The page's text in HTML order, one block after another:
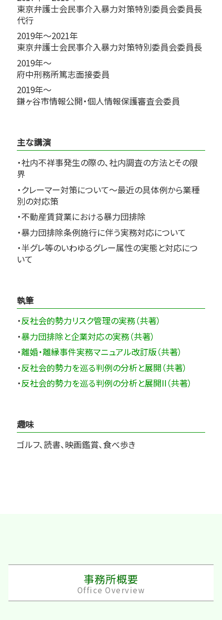
東京弁護士会民事介入暴力対策特別委員会委員長
代行
2019年～2021年
東京弁護士会民事介入暴力対策特別委員会委員長
2019年～
府中刑務所篤志面接委員
2019年～
鎌ヶ谷市情報公開・個人情報保護審査会委員
主な講演
・社内不祥事発生の際の、社内調査の方法とその限
界
・クレーマー対策について～最近の具体例から業種
別の対応策
・不動産賃貸業における暴力団排除
・暴力団排除条例施行に伴う実務対応について
・半グレ等のいわゆるグレー属性の実態と対応につ
いて
執筆
・反社会的勢力リスク管理の実務（共著）
・暴力団排除と企業対応の実務（共著）
・離婚・離縁事件実務マニュアル改訂版（共著）
・反社会的勢力を巡る判例の分析と展開（共著）
・反社会的勢力を巡る判例の分析と展開II（共著）
趣味
ゴルフ、読書、映画鑑賞、食べ歩き
事務所概要
Office Overview